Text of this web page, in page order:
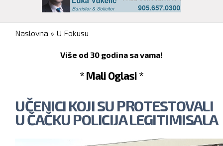
You are here
Naslovna » U Fokusu
Više od 30 godina sa vama!
* Mali Oglasi *
UČENICI KOJI SU PROTESTOVALI
U ČAČKU POLICIJA LEGITIMISALA